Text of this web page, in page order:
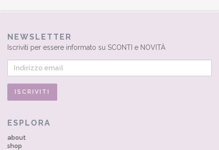
NEWSLETTER
Iscriviti per essere informato su SCONTI e NOVITÀ
ESPLORA
about
shop